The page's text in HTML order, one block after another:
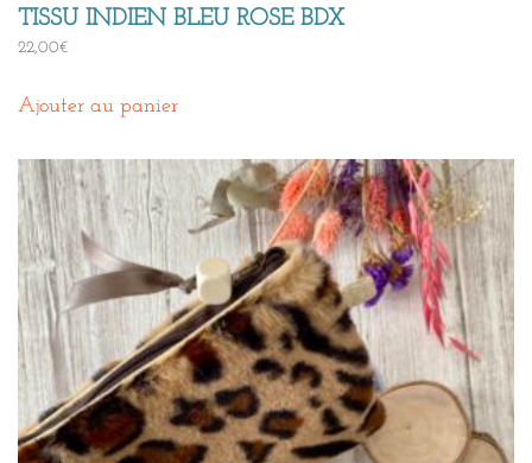
TISSU INDIEN BLEU ROSE BDX
22,00€
Ajouter au panier